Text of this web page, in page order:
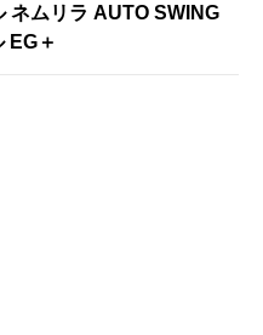
ムリラ AUTO SWING
EG＋